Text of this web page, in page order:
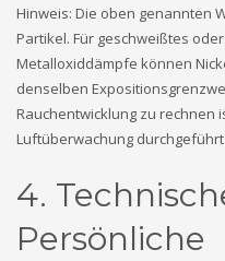
Hinweis: Die oben genannten
Partikel. Für geschweißtes
Metalloxiddämpfe können
denselben
Rauchentwicklung zu rechnen
Luftüberwachung
4.
Persönliche